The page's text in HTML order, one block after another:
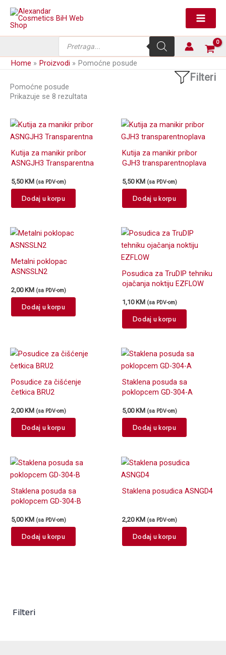
Skip
content
search
Home Proizvodi Pomoćne posude
Filteri
Pomoćne posude
Filteri
Prikazuje se 8 rezultata
Kutija za manikir pribor
ASNGJH3 Transparentna
5,50KM (sa PDV-om)
Dodaj u korpu
Kutija za manikir pribor
GJH3 transparentnoplava
5,50KM (sa PDV-om)
Dodaj u korpu
Metalni poklopac
ASNSSLN2
2,00 KM (sa PDV-om)
Dodaj u korpu
Posudica za TruDIP tehniku
ojačanja noktiju EZFLOW
1,10 KM (sa PDV-om)
Dodaj u korpu
Posudice za čišćenje
četkica BRU2
2,00 KM (sa PDV-om)
Dodaj u korpu
Staklena posuda sa
poklopcem GD-304-A
5,00 KM (sa PDV-om)
Dodaj u korpu
Staklena posuda sa
poklopcem GD-304-B
5,00KM (sa PDV-om)
Dodaj u korpu
Staklena posudica ASNGD4
2,20KM (sa PDV-om)
Dodaj u korpu